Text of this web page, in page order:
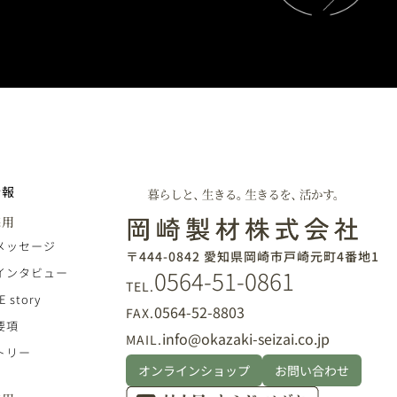
ッセージ
ンタビュー
story
項
リー
〒444-0842 愛知県岡崎市戸崎元町4番地1
TEL.0564-51-0861
FAX.0564-52-8803
MAIL.info@okazaki-seizai.co.jp
オンラインショップ お問い合わせ